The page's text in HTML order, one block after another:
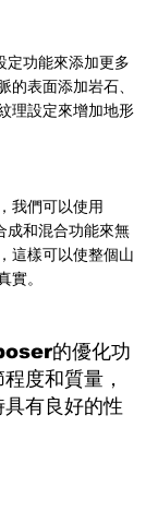
定功能來添加更多
的表面添加岩石、
理設定來增加地形
我們可以使用
成和混合功能來無
這樣可以使整個山
實。
的優化功
度和質量，
有良好的性